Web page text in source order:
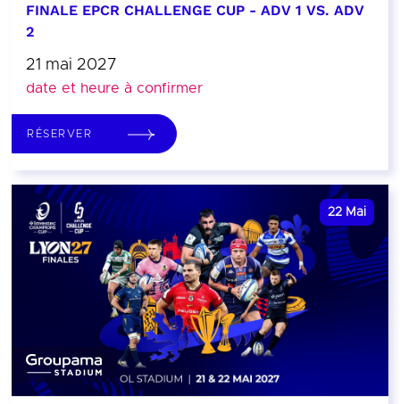
FINALE EPCR CHALLENGE CUP - ADV 1 VS. ADV
2
21 mai 2027
date et heure à confirmer
RÉSERVER
22 Mai